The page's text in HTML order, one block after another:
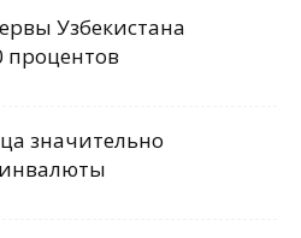
Узбекистана
процентов
значительно